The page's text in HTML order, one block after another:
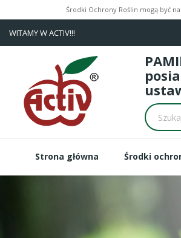
Środki Ochrony Roślin mogą być
WITAMY W ACTIV!!!
Strona główna Środki